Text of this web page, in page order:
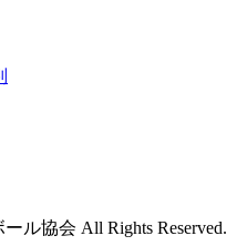
ル協会 All Rights Reserved.